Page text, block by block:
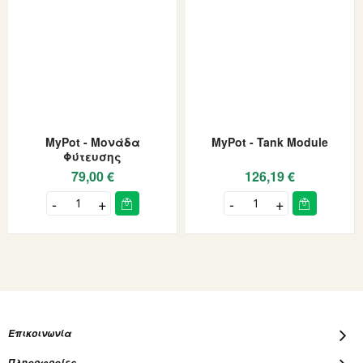
MyPot - Μονάδα
Φύτευσης
79,00 €
MyPot - Tank Module
126,19 €
Επικοινωνία